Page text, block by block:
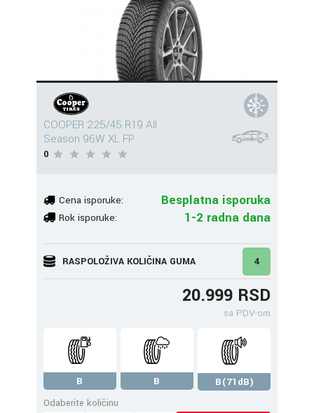
COOPER 225/45 R19 All
Season 96W XL FP
0
Cena isporuke: Besplatna isporuka
Rok isporuke: 1-2 radna dana
RASPOLOŽIVA KOLIČINA GUMA 4
20.999 RSD
sa PDV-om
B B
B(71dB)
Odaberite količinu